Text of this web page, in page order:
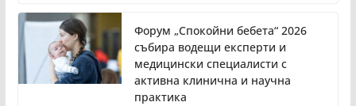
Форум „Спокойни бебета“ 2026
събира водещи експерти и
медицински специалисти с
активна клинична и научна
практика